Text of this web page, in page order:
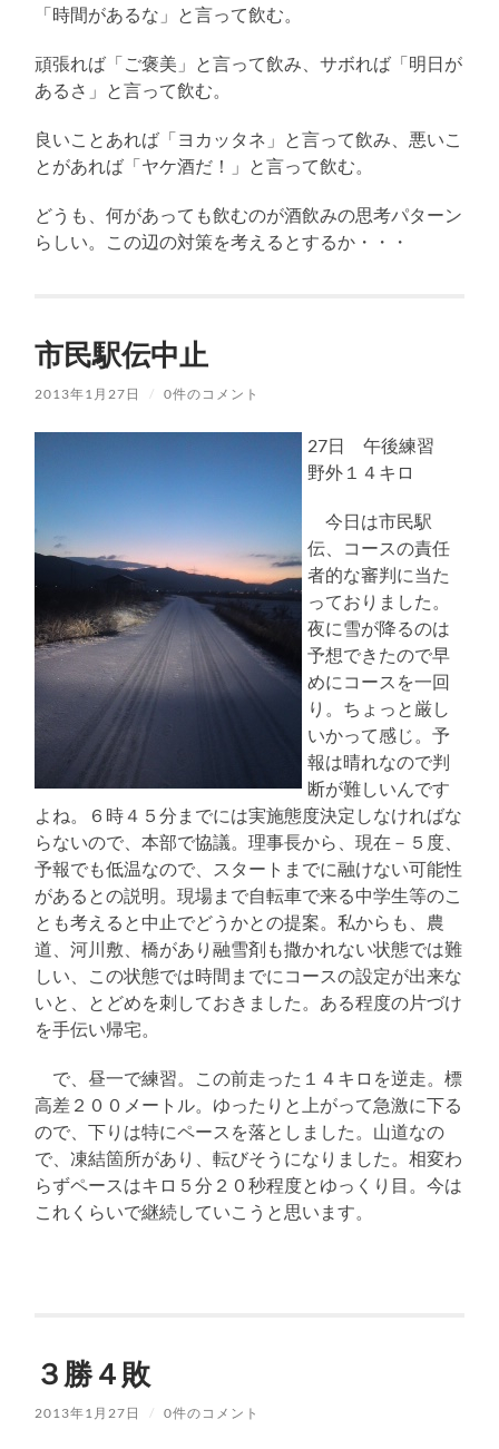
「時間があるな」と言って飲む。
頑張れば「ご褒美」と言って飲み、サボれば「明日が
あるさ」と言って飲む。
良いことあれば「ヨカッタネ」と言って飲み、悪いこ
とがあれば「ヤケ酒だ！」と言って飲む。
どうも、何があっても飲むのが酒飲みの思考パターン
らしい。この辺の対策を考えるとするか・・・
市民駅伝中止
2013年1月27日 / 0件のコメント
27日 午後練習
野外１４キロ
今日は市民駅
伝、コースの責任
者的な審判に当た
っておりました。
夜に雪が降るのは
予想できたので早
めにコースを一回
り。ちょっと厳し
いかって感じ。予
報は晴れなので判
断が難しいんです
よね。６時４５分までには実施態度決定しなければな
らないので、本部で協議。理事長から、現在－５度、
予報でも低温なので、スタートまでに融けない可能性
があるとの説明。現場まで自転車で来る中学生等のこ
とも考えると中止でどうかとの提案。私からも、農
道、河川敷、橋があり融雪剤も撒かれない状態では難
しい、この状態では時間までにコースの設定が出来な
いと、とどめを刺しておきました。ある程度の片づけ
を手伝い帰宅。
で、昼一で練習。この前走った１４キロを逆走。標
高差２００メートル。ゆったりと上がって急激に下る
ので、下りは特にペースを落としました。山道なの
で、凍結箇所があり、転びそうになりました。相変わ
らずペースはキロ５分２０秒程度とゆっくり目。今は
これくらいで継続していこうと思います。
３勝４敗
2013年1月27日 / 0件のコメント